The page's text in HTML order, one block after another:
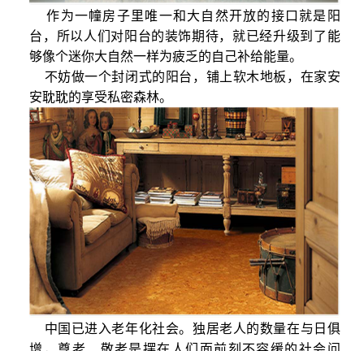
作为一幢房子里唯一和大自然开放的接口就是阳
台，所以人们对阳台的装饰期待，就已经升级到了能
够像个迷你大自然一样为疲乏的自己补给能量。
不妨做一个封闭式的阳台，铺上软木地板，在家安
安耽耽的享受私密森林。
中国已进入老年化社会。独居老人的数量在与日俱